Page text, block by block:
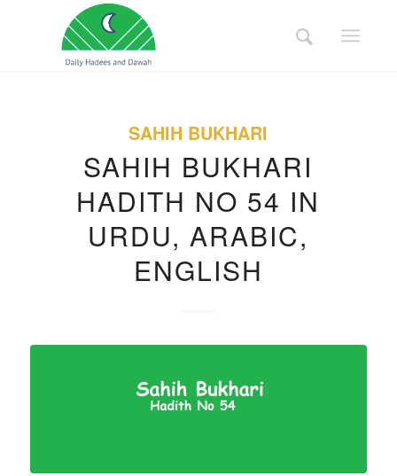
SAHIH BUKHARI
SAHIH BUKHARI
HADITH NO 54 IN
URDU, ARABIC,
ENGLISH